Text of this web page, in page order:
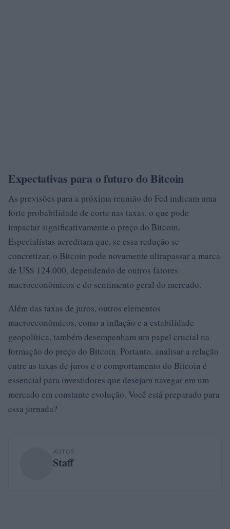
Expectativas para o futuro do Bitcoin
As previsões para a próxima reunião do Fed indicam uma
forte probabilidade de corte nas taxas, o que pode
impactar significativamente o preço do Bitcoin.
Especialistas acreditam que, se essa redução se
concretizar, o Bitcoin pode novamente ultrapassar a marca
de US$ 124.000, dependendo de outros fatores
macroeconômicos e do sentimento geral do mercado.
Além das taxas de juros, outros elementos
macroeconômicos, como a inflação e a estabilidade
geopolítica, também desempenham um papel crucial na
formação do preço do Bitcoin. Portanto, analisar a relação
entre as taxas de juros e o comportamento do Bitcoin é
essencial para investidores que desejam navegar em um
mercado em constante evolução. Você está preparado para
essa jornada?
AUTOR
Staff